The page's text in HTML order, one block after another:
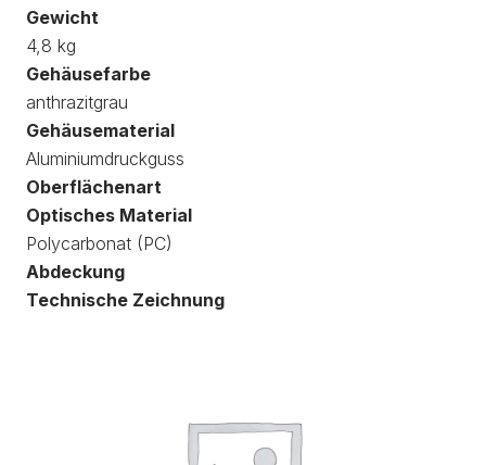
Gewicht
4,8 kg
Gehäusefarbe
anthrazitgrau
Gehäusematerial
Aluminiumdruckguss
Oberflächenart
Optisches Material
Polycarbonat (PC)
Abdeckung
Technische Zeichnung